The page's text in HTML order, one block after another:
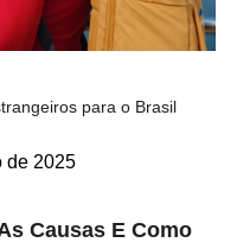
para o Brasil
de 2025
Causas E Como